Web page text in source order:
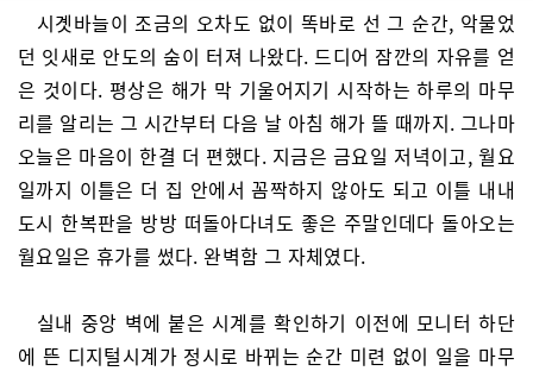
시곗바늘이 조금의 오차도 없이 똑바로 선 그 순간, 악물었
던 잇새로 안도의 숨이 터져 나왔다. 드디어 잠깐의 자유를 얻
은 것이다. 평상은 해가 막 기울어지기 시작하는 하루의 마무
리를 알리는 그 시간부터 다음 날 아침 해가 뜰 때까지. 그나마
오늘은 마음이 한결 더 편했다. 지금은 금요일 저녁이고, 월요
일까지 이틀은 더 집 안에서 꼼짝하지 않아도 되고 이틀 내내
도시 한복판을 방방 떠돌아다녀도 좋은 주말인데다 돌아오는
월요일은 휴가를 썼다. 완벽함 그 자체였다.
실내 중앙 벽에 붙은 시계를 확인하기 이전에 모니터 하단
에 뜬 디지털시계가 정시로 바뀌는 순간 미련 없이 일을 마무